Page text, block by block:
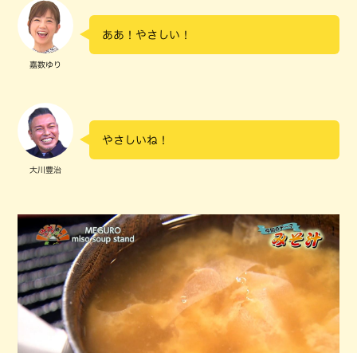
嘉数ゆり
ああ！やさしい！
大川豊治
やさしいね！